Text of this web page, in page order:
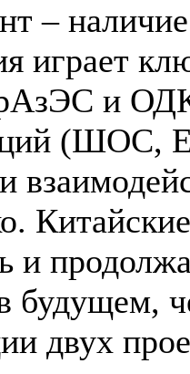
– наличие
играет
и
(ШОС,
и
будущем,
двух